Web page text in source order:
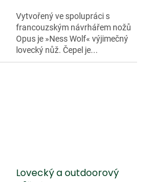
Vytvořený ve spolupráci s
francouzským návrhářem nožů
Opus je »Ness Wolf« výjimečný
lovecký nůž. Čepel je...
Lovecký a outdoorový